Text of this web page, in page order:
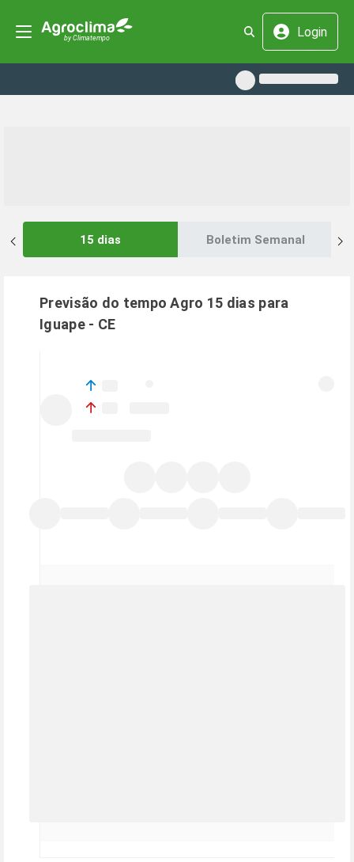
Login
15 dias Boletim Semanal
Previsão do tempo Agro 15 dias para
Iguape- CE